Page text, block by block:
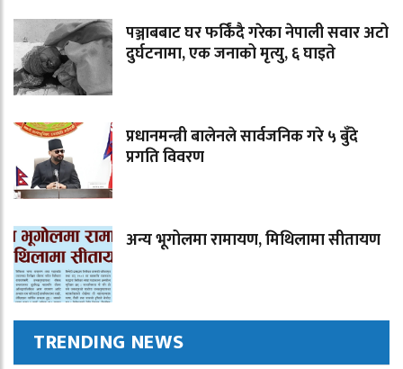
पञ्जाबबाट घर फर्किंदै गरेका नेपाली सवार अटो
दुर्घटनामा, एक जनाको मृत्यु, ६ घाइते
प्रधानमन्त्री बालेनले सार्वजनिक गरे ५ बुँदे
प्रगति विवरण
अन्य भूगोलमा रामायण, मिथिलामा सीतायण
TRENDING NEWS